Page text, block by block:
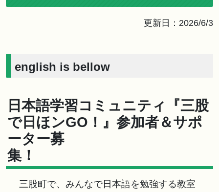
更新日：2026/6/3
english is bellow
日本語学習コミュニティ『三股
で日ほンGO！』参加者＆サポ
ーター募
集
三股町で、みんなで日本語を勉強する教室